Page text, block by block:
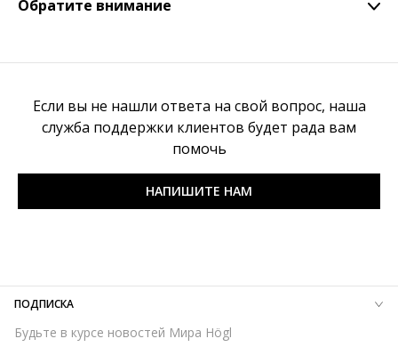
пожалуйста, свяжитесь напрямую с магазином, в котором
Обратите внимание
отменяется по истечении срока действия, если не был
Если вы не нашли ответа на свой вопрос, наша
служба поддержки клиентов будет рада вам
помочь
НАПИШИТЕ НАМ
ПОДПИСКА
Будьте в курсе новостей Мира Högl